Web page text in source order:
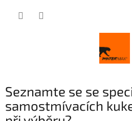
Seznamte se se
samostmívacích